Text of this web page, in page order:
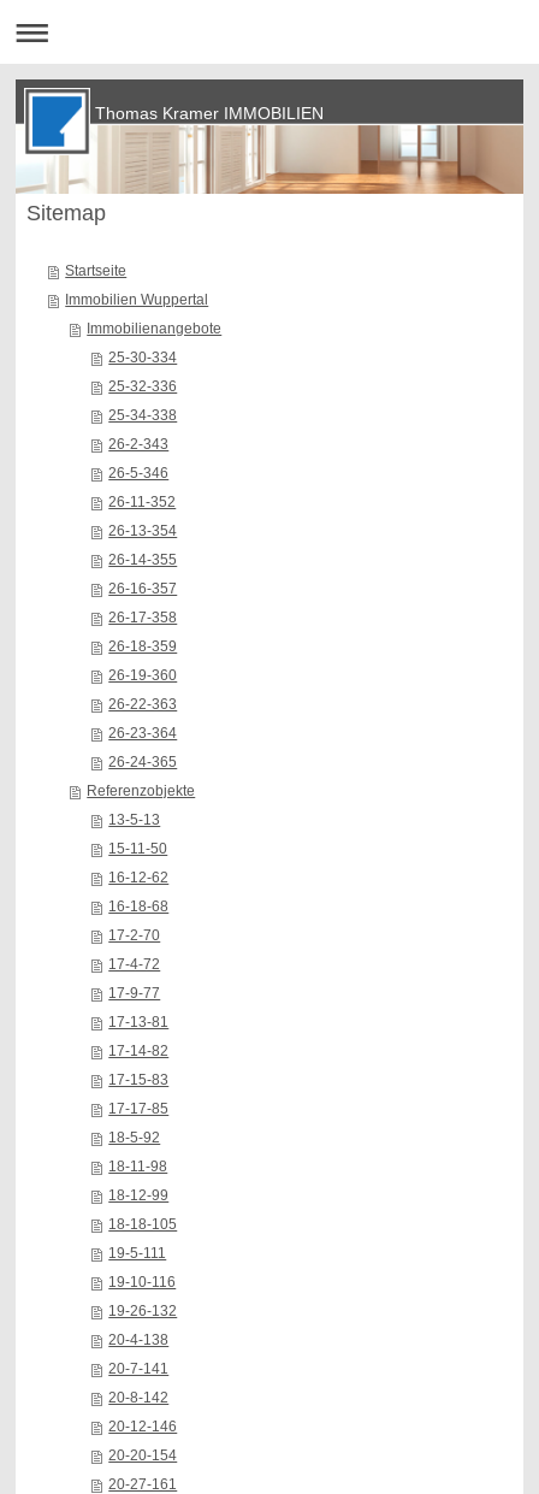
Thomas Kramer IMMOBILIEN
Sitemap
Startseite
Immobilien Wuppertal
Immobilienangebote
25-30-334
25-32-336
25-34-338
26-2-343
26-5-346
26-11-352
26-13-354
26-14-355
26-16-357
26-17-358
26-18-359
26-19-360
26-22-363
26-23-364
26-24-365
Referenzobjekte
13-5-13
15-11-50
16-12-62
16-18-68
17-2-70
17-4-72
17-9-77
17-13-81
17-14-82
17-15-83
17-17-85
18-5-92
18-11-98
18-12-99
18-18-105
19-5-111
19-10-116
19-26-132
20-4-138
20-7-141
20-8-142
20-12-146
20-20-154
20-27-161